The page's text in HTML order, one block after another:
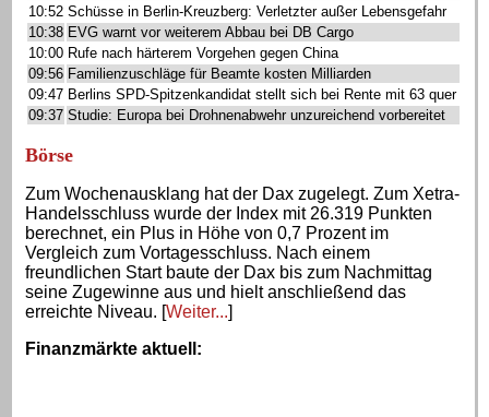
10:52 Schüsse in Berlin-Kreuzberg: Verletzter außer Lebensgefahr
10:38 EVG warnt vor weiterem Abbau bei DB Cargo
10:00 Rufe nach härterem Vorgehen gegen China
09:56 Familienzuschläge für Beamte kosten Milliarden
09:47 Berlins SPD-Spitzenkandidat stellt sich bei Rente mit 63 quer
09:37 Studie: Europa bei Drohnenabwehr unzureichend vorbereitet
Börse
Zum Wochenausklang hat der Dax zugelegt. Zum Xetra-
Handelsschluss wurde der Index mit 26.319 Punkten
berechnet, ein Plus in Höhe von 0,7 Prozent im
Vergleich zum Vortagesschluss. Nach einem
freundlichen Start baute der Dax bis zum Nachmittag
seine Zugewinne aus und hielt anschließend das
erreichte Niveau. [Weiter...]
Finanzmärkte aktuell :